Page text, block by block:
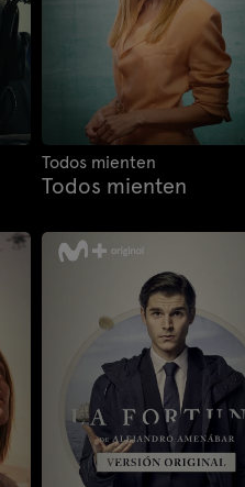
Todos mienten
Todos mienten